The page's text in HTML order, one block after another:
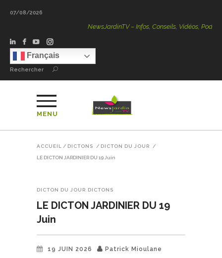
07/08/2026
NewsJardinTV – Infos, Conseils, Vidéos, Podcasts – 100
Français
Rechercher
MENU
ACCUEIL / DICTONS / DICTON DU JOUR /
LE DICTON JARDINIER DU 19 Juin
DICTON DU JOUR DICTONS
LE DICTON JARDINIER DU 19
Juin
19 JUIN 2026
Patrick Mioulane